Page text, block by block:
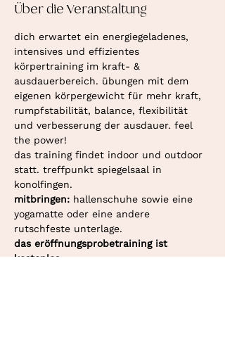
Über die Veranstaltung
dich erwartet ein energiegeladenes,
intensives und effizientes
körpertraining im kraft- &
ausdauerbereich. übungen mit dem
eigenen körpergewicht für mehr kraft,
rumpfstabilität, balance, flexibilität
und verbesserung der ausdauer. feel
the power!
das training findet indoor und outdoor
statt. treffpunkt spiegelsaal in
konolfingen.
mitbringen: hallenschuhe sowie eine
yogamatte oder eine andere
rutschfeste unterlage.
das eröffnungsprobetraining ist
kostenlos.